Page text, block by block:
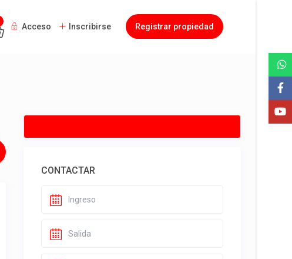
Acceso Inscribirse Registrar propiedad
CONTACTAR